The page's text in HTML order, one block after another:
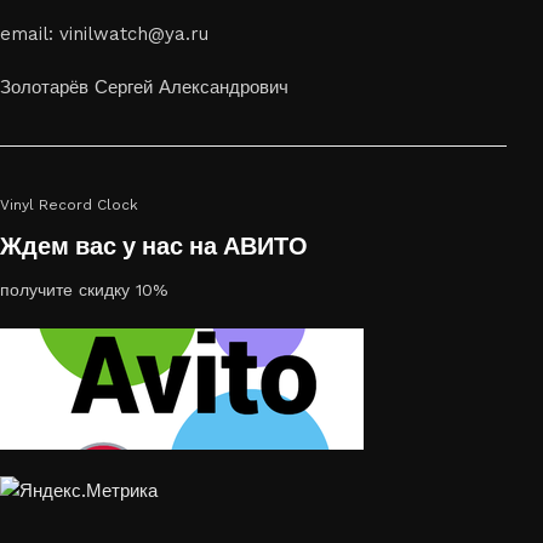
украсить пространство, лазерная гравировка фото по дереву
email: vinilwatch@ya.ru
Золотарёв Сергей Александрович
Vinyl Record Clock
Ждем вас у нас на АВИТО
получите скидку 10%